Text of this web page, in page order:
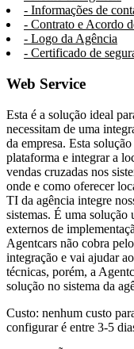
- Informações de
- Contrato e Acordo
- Logo da Agência
- Certificado de
Web Service
Esta é a solução ideal
necessitam de uma
da empresa. Esta
plataforma e integrar a
vendas cruzadas nos
onde e como oferecer
TI da agência integre
sistemas. É uma solução
externos de
Agentcars não cobra
integração e vai ajudar
técnicas, porém, a
solução no sistema da
Custo: nenhum custo
configurar é entre 3-5